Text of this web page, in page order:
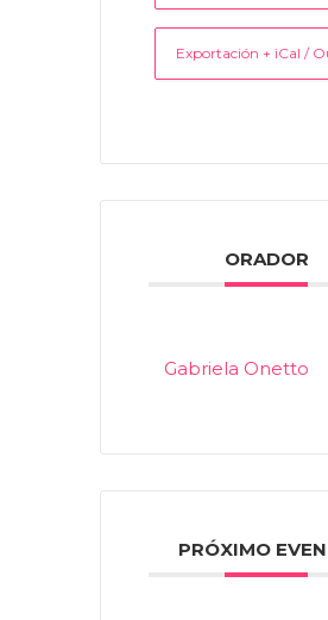
Exportación + iCal /
ORADOR
Gabriela Onetto
PRÓXIMO